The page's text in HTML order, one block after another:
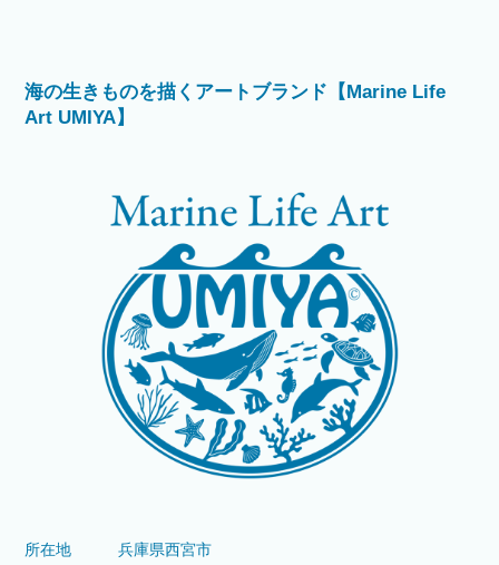
海の生きものを描くアートブランド【Marine Life
Art UMIYA】
所在地
兵庫県西宮市